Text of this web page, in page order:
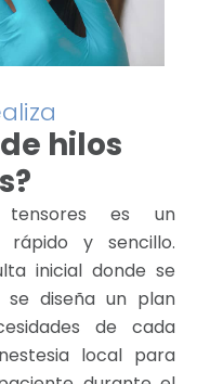
hilos
es un
rápido y sencillo.
inicial donde se
diseña un plan
de cada
local para